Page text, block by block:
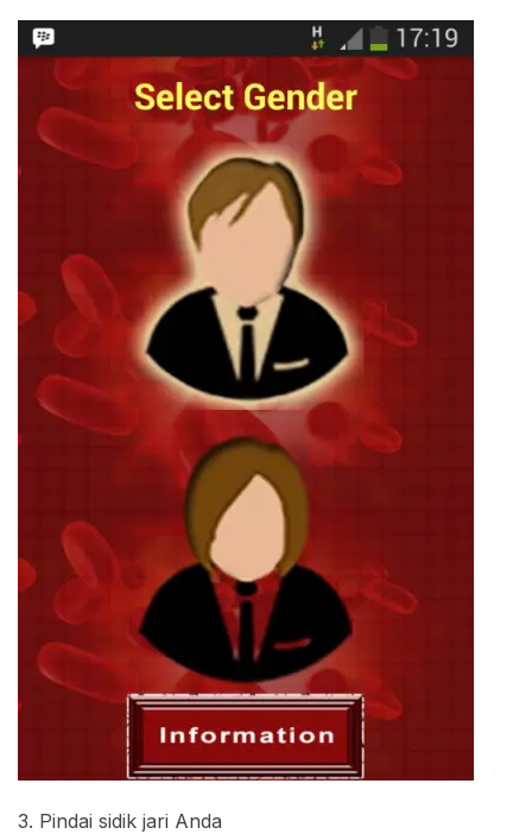
3. Pindai sidik jari Anda